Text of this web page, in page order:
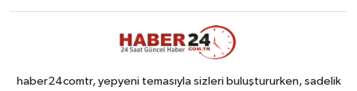
haber24comtr, yepyeni temasıyla sizleri buluştururken, sadelik